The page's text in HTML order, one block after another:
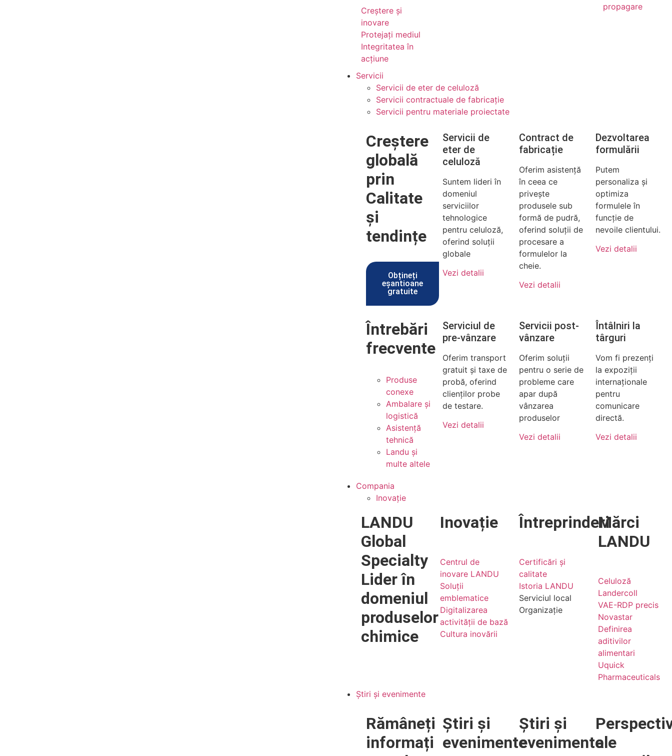
Creștere și
inovare
Protejați mediul
Integritatea în
acțiune
propagare
Servicii
Servicii de eter de celuloză
Servicii contractuale de fabricație
Servicii pentru materiale proiectate
Creștere
globală
prin
Calitate
și
tendințe
Obțineți
eșantioane
gratuite
Servicii de
eter de
celuloză
Suntem lideri în
domeniul
serviciilor
tehnologice
pentru celuloză,
oferind soluții
globale
Vezi detalii
Contract de
fabricație
Oferim asistență
în ceea ce
privește
produsele sub
formă de pudră,
oferind soluții de
procesare a
formulelor la
cheie.
Vezi detalii
Dezvoltarea
formulării
Putem
personaliza și
optimiza
formulele în
funcție de
nevoile clientului.
Vezi detalii
Întrebări
frecvente
Produse
conexe
Ambalare și
logistică
Asistență
tehnică
Landu și
multe altele
Serviciul de
pre-vânzare
Oferim transport
gratuit și taxe de
probă, oferind
clienților probe
de testare.
Vezi detalii
Servicii post-
vânzare
Oferim soluții
pentru o serie de
probleme care
apar după
vânzarea
produselor
Vezi detalii
Întâlniri la
târguri
Vom fi prezenți
la expoziții
internaționale
pentru
comunicare
directă.
Vezi detalii
Compania
Inovație
LANDU
Global
Specialty
Lider în
domeniul
produselor
chimice
Inovație
Centrul de
inovare LANDU
Soluții
emblematice
Digitalizarea
activității de bază
Cultura inovării
Întreprinderi
Certificări și
calitate
Istoria LANDU
Serviciul local
Organizație
Mărci
LANDU
Celuloză
Landercoll
VAE-RDP precis
Novastar
Definirea
aditivilor
alimentari
Uquick
Pharmaceuticals
Știri și evenimente
Rămâneți
informați
Știri și
evenimente
Știri și
evenimenteale